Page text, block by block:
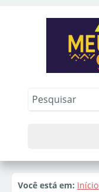
Você está em: Início